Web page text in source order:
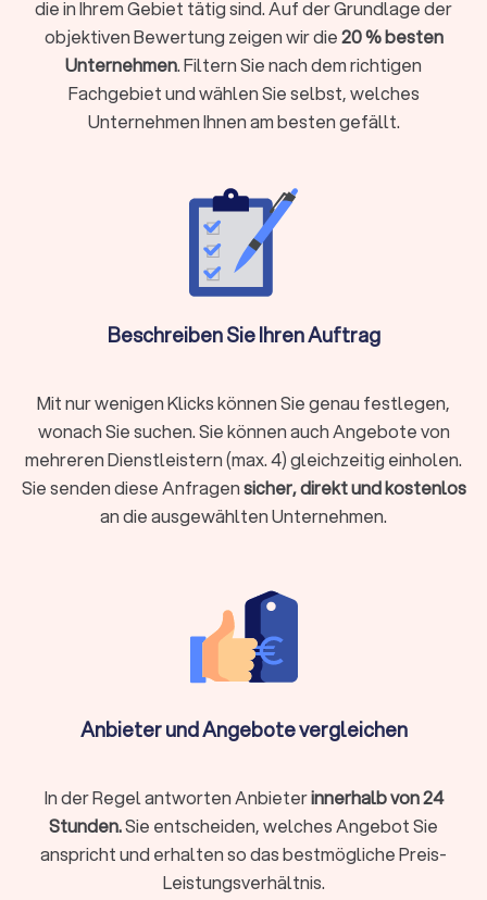
Spezialisierte Betriebe bieten zusätzliche Services:
Dachklempner übernehmen Metallarbeiten, Flachdach-
Firmen kümmern sich um Abdichtungen mit Bitumen oder
Kunststoffen wie EPDM, während Reetdachdecker für
historische Gebäude unersetzlich sind.
Was kostet ein Dachdecker in Hamburg?
variieren je nach Projektumfang und
Günstige Dachdecker bieten
während spezialisierte Dachdeckerfirmen bis zu 80 € pro
Stunde berechnen können.
Art der Arbeiten:Dachreinigungist günstiger als Ihr Dach
neu zu decken
Materialwahl:Von Standardziegeln bis zu Premium-
Materialien
Zugänglichkeit:Schwer erreichbare Dächer erhöhen den
Aufwand
Einzelreparaturen vs.
Den passenden Dachdecker finden
Sie folgende Aspekte berücksichtigen:
Spezialisierung:Grundlegende Arbeiten im Dachbereich
Ansprüchen eine höhere Fachkompetenz – von
besonderen Dachformen bis zum Umgang mit
innovativen Materialien.
Erfahrung:
Gerade bei komplexen Dachkonstruktionen
und modernen Dachisolierungen spielt die Erfahrung
die in Ihrem Gebiet tätig sind. Auf der Grundlage der
objektiven Bewertung zeigen wir die20 % besten
Unternehmen. Filtern Sie nach dem richtigen
Fachgebiet und wählen Sie selbst, welches
Unternehmen Ihnen am besten gefällt.
Beschreiben Sie Ihren Auftrag
Mit nur wenigen Klicks können Sie genau festlegen,
wonach Sie suchen. Sie können auch Angebote von
mehreren Dienstleistern (max. 4) gleichzeitig einholen.
Sie senden diese Anfragensicher, direkt und kostenlos
an die ausgewählten Unternehmen.
Anbieter und Angebote vergleichen
In der Regel antworten Anbieterinnerhalb von 24
Stunden.Sie entscheiden, welches Angebot Sie
anspricht und erhalten so das bestmögliche Preis-
Leistungsverhältnis.